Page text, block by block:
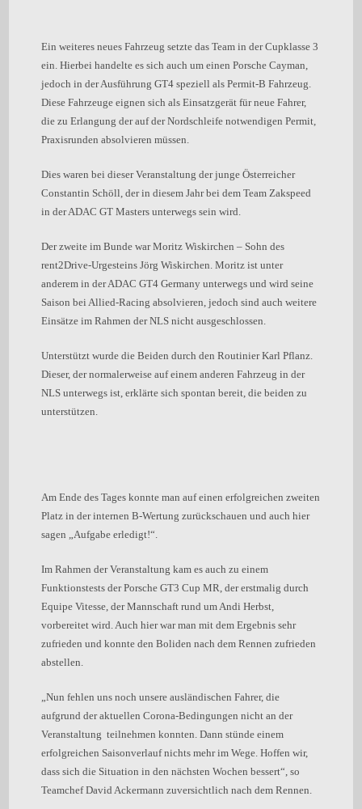
Ein weiteres neues Fahrzeug setzte das Team in der Cupklasse 3
ein. Hierbei handelte es sich auch um einen Porsche Cayman,
jedoch in der Ausführung GT4 speziell als Permit-B Fahrzeug.
Diese Fahrzeuge eignen sich als Einsatzgerät für neue Fahrer,
die zu Erlangung der auf der Nordschleife notwendigen Permit,
Praxisrunden absolvieren müssen.
Dies waren bei dieser Veranstaltung der junge Österreicher
Constantin Schöll, der in diesem Jahr bei dem Team Zakspeed
in der ADAC GT Masters unterwegs sein wird.
Der zweite im Bunde war Moritz Wiskirchen – Sohn des
rent2Drive-Urgesteins Jörg Wiskirchen. Moritz ist unter
anderem in der ADAC GT4 Germany unterwegs und wird seine
Saison bei Allied-Racing absolvieren, jedoch sind auch weitere
Einsätze im Rahmen der NLS nicht ausgeschlossen.
Unterstützt wurde die Beiden durch den Routinier Karl Pflanz.
Dieser, der normalerweise auf einem anderen Fahrzeug in der
NLS unterwegs ist, erklärte sich spontan bereit, die beiden zu
unterstützen.
Am Ende des Tages konnte man auf einen erfolgreichen zweiten
Platz in der internen B-Wertung zurückschauen und auch hier
sagen „Aufgabe erledigt!“.
Im Rahmen der Veranstaltung kam es auch zu einem
Funktionstests der Porsche GT3 Cup MR, der erstmalig durch
Equipe Vitesse, der Mannschaft rund um Andi Herbst,
vorbereitet wird. Auch hier war man mit dem Ergebnis sehr
zufrieden und konnte den Boliden nach dem Rennen zufrieden
abstellen.
„Nun fehlen uns noch unsere ausländischen Fahrer, die
aufgrund der aktuellen Corona-Bedingungen nicht an der
Veranstaltung teilnehmen konnten. Dann stünde einem
erfolgreichen Saisonverlauf nichts mehr im Wege. Hoffen wir,
dass sich die Situation in den nächsten Wochen bessert“, so
Teamchef David Ackermann zuversichtlich nach dem Rennen.